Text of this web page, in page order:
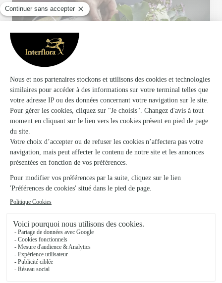
Fleurs du Midi s'appuie sur son partenariat avec
Interflora, réseau de transmission florale de
référence, pour vous garantir un service de qualité.